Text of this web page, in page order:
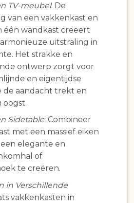
TV-meubel: De
van een vakkenkast en
één wandkast creëert
uitstraling in
Het strakke en
ontwerp zorgt voor
en eigentijdse
de aandacht trekt en
oogst.
Sidetable: Combineer
met een massief eiken
elegante en
of
te creëren.
in Verschillende
vakkenkasten in